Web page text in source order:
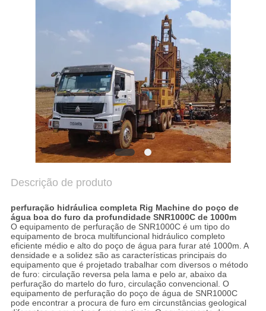
PRIVACIDADE
Descrição de produto
perfuração hidráulica completa Rig Machine do poço de
água boa do furo da profundidade SNR1000C de 1000m
O equipamento de perfuração de SNR1000C é um tipo do
equipamento de broca multifuncional hidráulico completo
eficiente médio e alto do poço de água para furar até 1000m. A
densidade e a solidez são as características principais do
equipamento que é projetado trabalhar com diversos o método
de furo: circulação reversa pela lama e pelo ar, abaixo da
perfuração do martelo do furo, circulação convencional. O
equipamento de perfuração do poço de água de SNR1000C
pode encontrar a procura de furo em circunstâncias geological